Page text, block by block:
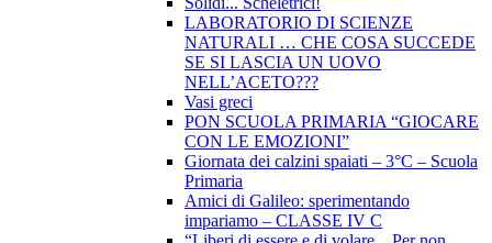
LABORATORIO DI SCIENZE
NATURALI … CHE COSA SUCCEDE
SE SI LASCIA UN UOVO
NELL’ACETO???
Vasi greci
PON SCUOLA PRIMARIA “GIOCARE
CON LE EMOZIONI”
Giornata dei calzini spaiati – 3°C – Scuola
Primaria
Amici di Galileo: sperimentando
impariamo – CLASSE IV C